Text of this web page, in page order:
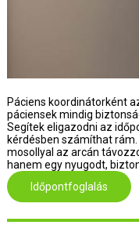
Páciens koordinátorként
páciensek mindig
Segítek eligazodni az
kérdésben számíthat
mosollyal az arcán
hanem egy nyugodt,
Időpontfoglalás